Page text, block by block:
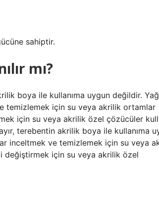
sahiptir.
mı?
boya ile kullanıma uygun değildir.
temizlemek için su veya akrilik ortamlar
için su veya akrilik özel çözücüler
terebentin akrilik boya ile kullanıma
inceltmek ve temizlemek için su veya
değiştirmek için su veya akrilik özel